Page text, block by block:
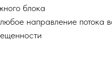
блока
направление потока